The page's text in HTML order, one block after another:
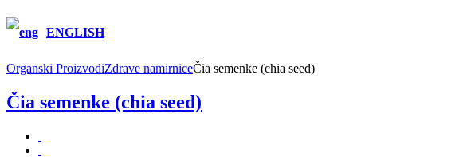
ENGLISH
Organski ProizvodiZdrave namirniceČia semenke (chia seed)
Čia semenke (chia seed)